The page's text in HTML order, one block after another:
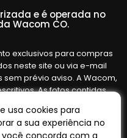
e é operada no
Wacom CO.
exclusivos para compras
neste site ou via e-mail
prévio aviso. A Wacom,
As fotos contidas
lote do fabricante. Ofertas
Vendas sujeitas à
usa cookies para
a sua experiência no
concorda com a